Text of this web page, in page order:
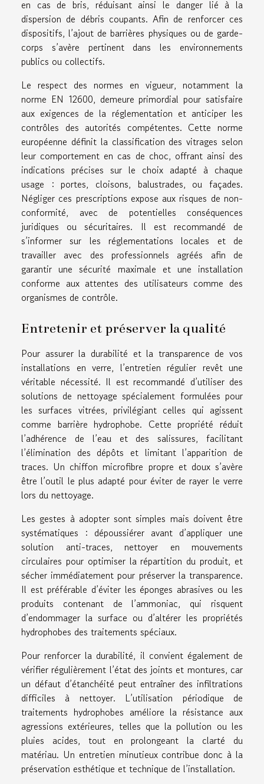
en cas de bris, réduisant ainsi le danger lié à la
dispersion de débris coupants. Afin de renforcer ces
dispositifs, l’ajout de barrières physiques ou de garde-
corps s’avère pertinent dans les environnements
publics ou collectifs.
Le respect des normes en vigueur, notamment la
norme EN 12600, demeure primordial pour satisfaire
aux exigences de la réglementation et anticiper les
contrôles des autorités compétentes. Cette norme
européenne définit la classification des vitrages selon
leur comportement en cas de choc, offrant ainsi des
indications précises sur le choix adapté à chaque
usage : portes, cloisons, balustrades, ou façades.
Négliger ces prescriptions expose aux risques de non-
conformité, avec de potentielles conséquences
juridiques ou sécuritaires. Il est recommandé de
s’informer sur les réglementations locales et de
travailler avec des professionnels agréés afin de
garantir une sécurité maximale et une installation
conforme aux attentes des utilisateurs comme des
organismes de contrôle.
Entretenir et préserver la qualité
Pour assurer la durabilité et la transparence de vos
installations en verre, l’entretien régulier revêt une
véritable nécessité. Il est recommandé d’utiliser des
solutions de nettoyage spécialement formulées pour
les surfaces vitrées, privilégiant celles qui agissent
comme barrière hydrophobe. Cette propriété réduit
l’adhérence de l’eau et des salissures, facilitant
l’élimination des dépôts et limitant l’apparition de
traces. Un chiffon microfibre propre et doux s’avère
être l’outil le plus adapté pour éviter de rayer le verre
lors du nettoyage.
Les gestes à adopter sont simples mais doivent être
systématiques : dépoussiérer avant d’appliquer une
solution anti-traces, nettoyer en mouvements
circulaires pour optimiser la répartition du produit, et
sécher immédiatement pour préserver la transparence.
Il est préférable d’éviter les éponges abrasives ou les
produits contenant de l’ammoniac, qui risquent
d’endommager la surface ou d’altérer les propriétés
hydrophobes des traitements spéciaux.
Pour renforcer la durabilité, il convient également de
vérifier régulièrement l’état des joints et montures, car
un défaut d’étanchéité peut entraîner des infiltrations
difficiles à nettoyer. L’utilisation périodique de
traitements hydrophobes améliore la résistance aux
agressions extérieures, telles que la pollution ou les
pluies acides, tout en prolongeant la clarté du
matériau. Un entretien minutieux contribue donc à la
préservation esthétique et technique de l’installation.